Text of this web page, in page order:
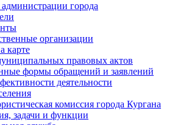
города
организации
карте
правовых актов
формы обращений и заявлений
деятельности
комиссия города Кургана
задачи и функции